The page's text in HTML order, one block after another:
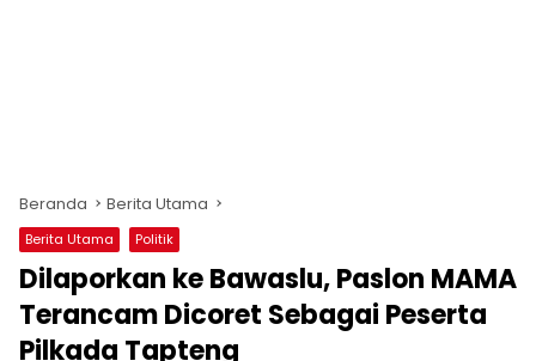
Beranda Berita Utama
Berita Utama Politik
Dilaporkan ke Bawaslu, Paslon MAMA
Terancam Dicoret Sebagai Peserta
Pilkada Tapteng